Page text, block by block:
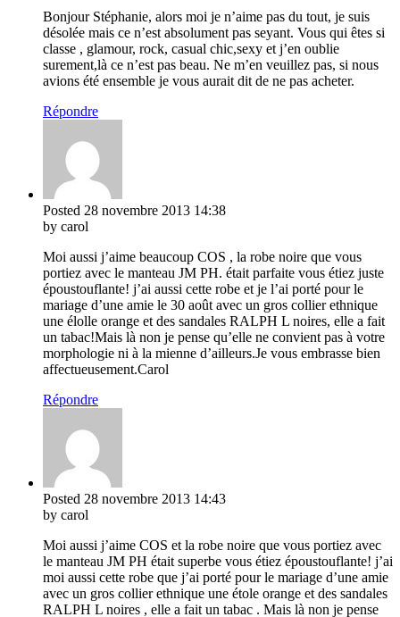
Bonjour Stéphanie, alors moi je n’aime pas du tout, je suis
désolée mais ce n’est absolument pas seyant. Vous qui êtes si
classe , glamour, rock, casual chic,sexy et j’en oublie
surement,là ce n’est pas beau. Ne m’en veuillez pas, si nous
avions été ensemble je vous aurait dit de ne pas acheter.
Répondre
Posted 28 novembre 2013 14:38
by carol
Moi aussi j’aime beaucoup COS , la robe noire que vous
portiez avec le manteau JM PH. était parfaite vous étiez juste
époustouflante! j’ai aussi cette robe et je l’ai porté pour le
mariage d’une amie le 30 août avec un gros collier ethnique
une élolle orange et des sandales RALPH L noires, elle a fait
un tabac!Mais là non je pense qu’elle ne convient pas à votre
morphologie ni à la mienne d’ailleurs.Je vous embrasse bien
affectueusement.Carol
Répondre
Posted 28 novembre 2013 14:43
by carol
Moi aussi j’aime COS et la robe noire que vous portiez avec
le manteau JM PH était superbe vous étiez époustouflante! j’ai
moi aussi cette robe que j’ai porté pour le mariage d’une amie
avec un gros collier ethnique une étole orange et des sandales
RALPH L noires , elle a fait un tabac . Mais là non je pense